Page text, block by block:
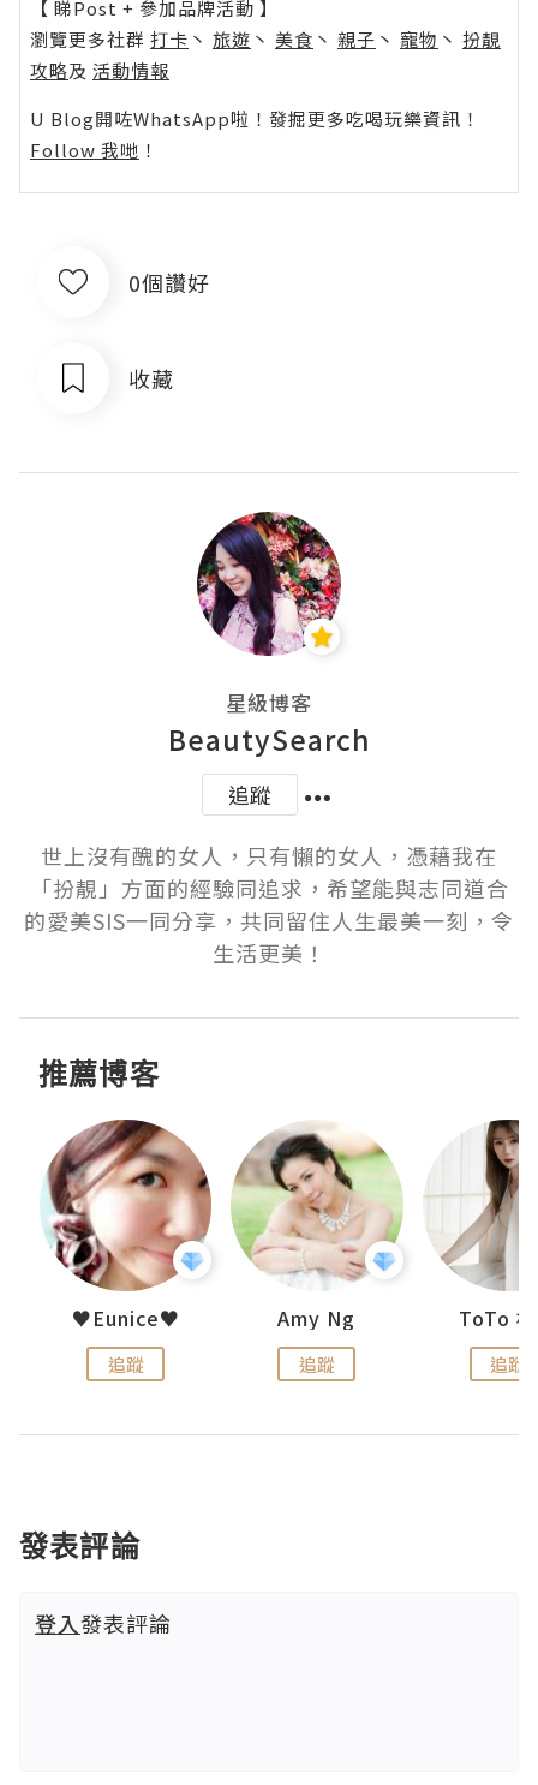
【 睇Post + 參加品牌活動 】
瀏覽更多社群 打卡 丶 旅遊 丶 美食 丶 親子 丶 寵物 丶 扮靚
攻略及 活動情報
U Blog開咗WhatsApp啦！發掘更多吃喝玩樂資訊！
Follow 我哋 ！
0個讚好
收藏
星級博客
BeautySearch
追蹤
世上沒有醜的女人，只有懶的女人，憑藉我在
「扮靚」方面的經驗同追求，希望能與志同道合
的愛美SIS一同分享，共同留住人生最美一刻，令
生活更美！
推薦博客
♥Eunice♥
追蹤
Amy Ng
追蹤
ToTo
追蹤
發表評論
登入發表評論